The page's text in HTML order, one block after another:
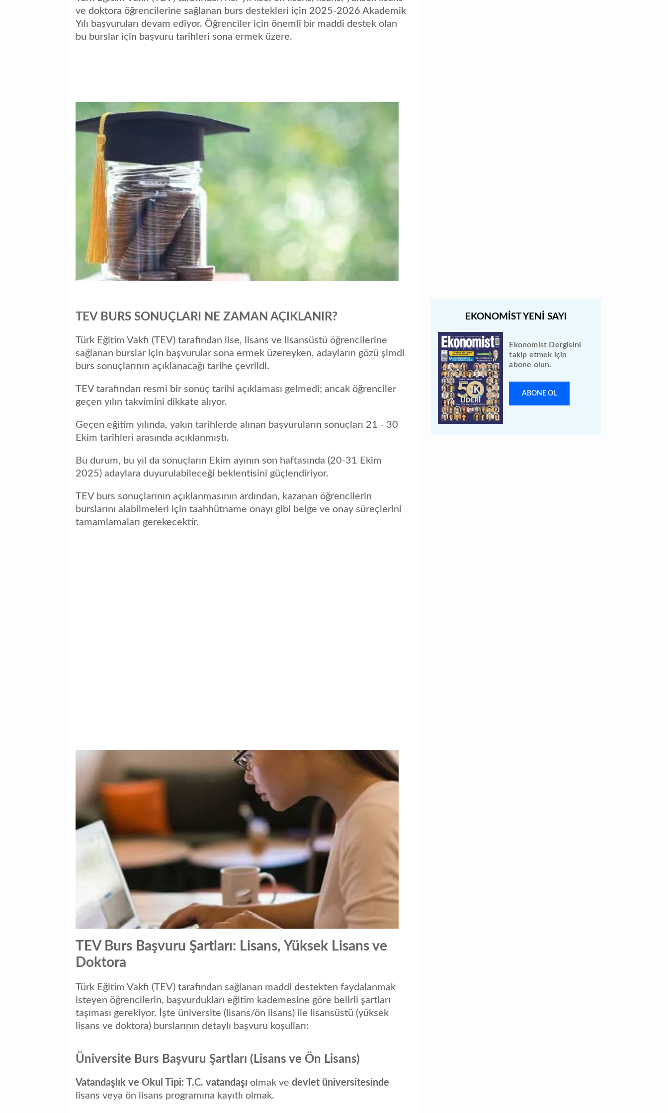
ve doktora öğrencilerine sağlanan burs destekleri için 2025-2026 Akademik
Yılı başvuruları devam ediyor. Öğrenciler için önemli bir maddi destek olan
bu burslar için başvuru tarihleri sona ermek üzere.
TEV BURS SONUÇLARI NE ZAMAN AÇIKLANIR?
Türk Eğitim Vakfı (TEV) tarafından lise, lisans ve lisansüstü öğrencilerine
sağlanan burslar için başvurular sona ermek üzereyken, adayların gözü şimdi
burs sonuçlarının açıklanacağı tarihe çevrildi.
TEV tarafından resmi bir sonuç tarihi açıklaması gelmedi; ancak öğrenciler
geçen yılın takvimini dikkate alıyor.
Geçen eğitim yılında, yakın tarihlerde alınan başvuruların sonuçları 21 - 30
Ekim tarihleri arasında açıklanmıştı.
Bu durum, bu yıl da sonuçların Ekim ayının son haftasında (20-31 Ekim
2025) adaylara duyurulabileceği beklentisini güçlendiriyor.
TEV burs sonuçlarının açıklanmasının ardından, kazanan öğrencilerin
burslarını alabilmeleri için taahhütname onayı gibi belge ve onay süreçlerini
tamamlamaları gerekecektir.
TEV Burs Başvuru Şartları: Lisans, Yüksek Lisans ve
Doktora
Türk Eğitim Vakfı (TEV) tarafından sağlanan maddi destekten faydalanmak
isteyen öğrencilerin, başvurdukları eğitim kademesine göre belirli şartları
taşıması gerekiyor. İşte üniversite (lisans/ön lisans) ile lisansüstü (yüksek
lisans ve doktora) burslarının detaylı başvuru koşulları:
Üniversite Burs Başvuru Şartları (Lisans ve Ön Lisans)
Vatandaşlık ve Okul Tipi: T.C. vatandaşı olmak ve devlet üniversitesinde
lisans veya ön lisans programına kayıtlı olmak.
Ekonomist Dergisini
takip etmek için
abone olun.
ABONE OL